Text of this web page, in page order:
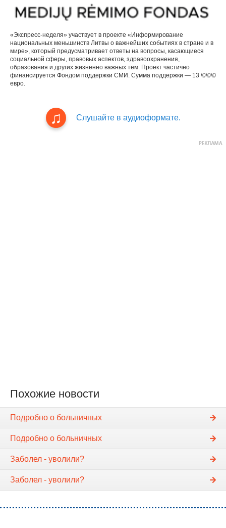
«Экспресс-неделя» участвует в проекте «Информирование
национальных меньшинств Литвы о важнейших событиях в стране и в
мире», который предусматривает ответы на вопросы, касающиеся
социальной сферы, правовых аспектов, здравоохранения,
образования и других жизненно важных тем. Проект частично
финансируется Фондом поддержки СМИ. Сумма поддержки — 13 \0\0\0
евро.
Слушайте в аудиоформате.
Похожие новости
Подробно о больничных
Подробно о больничных
Заболел - уволили?
Заболел - уволили?